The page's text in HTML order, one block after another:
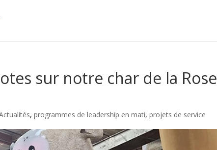
sur notre char de la Rose
, programmes de leadership en mati, projets de service